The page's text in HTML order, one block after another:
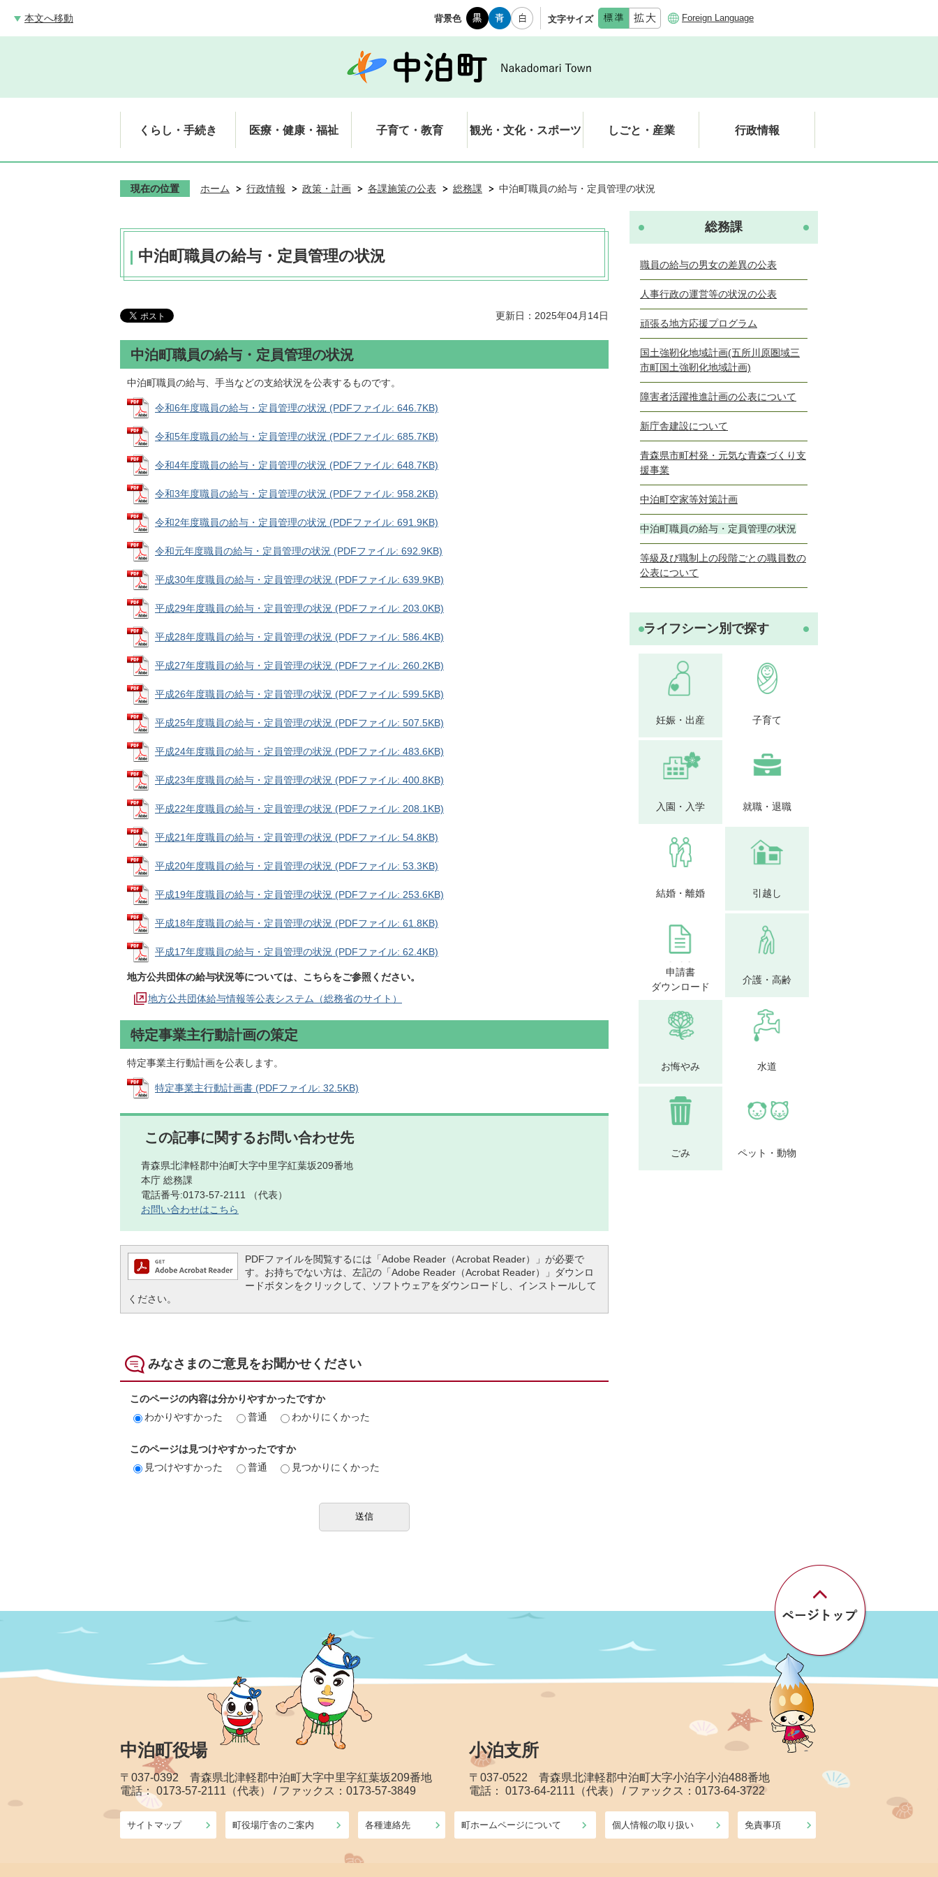
本文へ移動 背景色 文字サイズ Foreign Language
くらし・手続き 医療・健康・福祉 子育て・教育 観光・文化・スポーツ しごと・産業 行政情報
現在の位置 ホーム 行政情報 政策・計画 各課施策の公表 総務課 中泊町職員の給与・定員管理の状況
中泊町職員の給与・定員管理の状況
更新日：2025年04月14日
中泊町職員の給与・定員管理の状況
中泊町職員の給与、手当などの支給状況を公表するものです。
令和6年度職員の給与・定員管理の状況 (PDFファイル: 646.7KB)
令和5年度職員の給与・定員管理の状況 (PDFファイル: 685.7KB)
令和4年度職員の給与・定員管理の状況 (PDFファイル: 648.7KB)
令和3年度職員の給与・定員管理の状況 (PDFファイル: 958.2KB)
令和2年度職員の給与・定員管理の状況 (PDFファイル: 691.9KB)
令和元年度職員の給与・定員管理の状況 (PDFファイル: 692.9KB)
平成30年度職員の給与・定員管理の状況 (PDFファイル: 639.9KB)
平成29年度職員の給与・定員管理の状況 (PDFファイル: 203.0KB)
平成28年度職員の給与・定員管理の状況 (PDFファイル: 586.4KB)
平成27年度職員の給与・定員管理の状況 (PDFファイル: 260.2KB)
平成26年度職員の給与・定員管理の状況 (PDFファイル: 599.5KB)
平成25年度職員の給与・定員管理の状況 (PDFファイル: 507.5KB)
平成24年度職員の給与・定員管理の状況 (PDFファイル: 483.6KB)
平成23年度職員の給与・定員管理の状況 (PDFファイル: 400.8KB)
平成22年度職員の給与・定員管理の状況 (PDFファイル: 208.1KB)
平成21年度職員の給与・定員管理の状況 (PDFファイル: 54.8KB)
平成20年度職員の給与・定員管理の状況 (PDFファイル: 53.3KB)
平成19年度職員の給与・定員管理の状況 (PDFファイル: 253.6KB)
平成18年度職員の給与・定員管理の状況 (PDFファイル: 61.8KB)
平成17年度職員の給与・定員管理の状況 (PDFファイル: 62.4KB)
地方公共団体の給与状況等については、こちらをご参照ください。
地方公共団体給与情報等公表システム（総務省のサイト）
特定事業主行動計画の策定
特定事業主行動計画を公表します。
特定事業主行動計画書 (PDFファイル: 32.5KB)
この記事に関するお問い合わせ先
青森県北津軽郡中泊町大字中里字紅葉坂209番地
本庁 総務課
電話番号:0173-57-2111 （代表）
お問い合わせはこちら
PDFファイルを閲覧するには「Adobe Reader（Acrobat Reader）」が必要で
す。お持ちでない方は、左記の「Adobe Reader（Acrobat Reader）」ダウンロ
ードボタンをクリックして、ソフトウェアをダウンロードし、インストールして
ください。
みなさまのご意見をお聞かせください
このページの内容は分かりやすかったですか
わかりやすかった
普通 わかりにくかった
このページは見つけやすかったですか
見つけやすかった
普通 見つかりにくかった
総務課
職員の給与の男女の差異の公表
人事行政の運営等の状況の公表
頑張る地方応援プログラム
国土強靭化地域計画(五所川原圏域三
市町国土強靭化地域計画)
障害者活躍推進計画の公表について
新庁舎建設について
青森県市町村発・元気な青森づくり支
援事業
中泊町空家等対策計画
中泊町職員の給与・定員管理の状況
等級及び職制上の段階ごとの職員数の
公表について
ライフシーン別で探す
妊娠・出産 子育て
入園・入学 就職・退職
結婚・離婚 引越し
申請書
ダウンロード
介護・高齢
お悔やみ 水道
ごみ ペット・動物
中泊町役場
〒037-0392 青森県北津軽郡中泊町大字中里字紅葉坂209番地
電話： 0173-57-2111（代表） / ファックス：0173-57-3849
小泊支所
〒037-0522 青森県北津軽郡中泊町大字小泊字小泊488番地
電話： 0173-64-2111（代表） / ファックス：0173-64-3722
サイトマップ 町役場庁舎のご案内 各種連絡先 町ホームページについて 個人情報の取り扱い 免責事項